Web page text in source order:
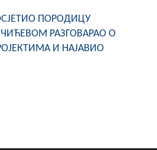
ПОРОДИЦУ
РАЗГОВАРАО О
И НАЈАВИО